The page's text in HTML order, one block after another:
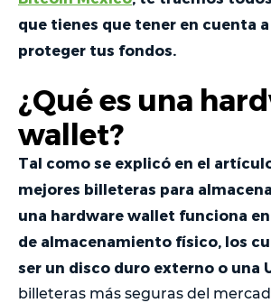
que tienes que tener en cuenta
proteger tus fondos.
¿Qué es una
wallet?
Tal como se explicó en el
mejores billeteras para
una hardware wallet funciona
de almacenamiento físico, los
ser un disco duro externo o una
billeteras más seguras del